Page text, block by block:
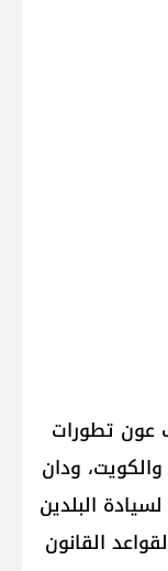
عون​ تطورات
ودان
البلدين
القانون